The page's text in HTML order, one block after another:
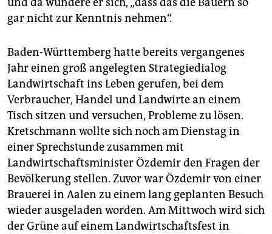
gar nicht zur Kenntnis nehmen“.
Baden-Württemberg hatte bereits vergangenes
Jahr einen groß angelegten Strategiedialog
Landwirtschaft ins Leben gerufen, bei dem
Verbraucher, Handel und Landwirte an einem
Tisch sitzen und versuchen, Probleme zu lösen.
Kretschmann wollte sich noch am Dienstag in
einer Sprechstunde zusammen mit
Landwirtschaftsminister Özdemir den Fragen der
Bevölkerung stellen. Zuvor war Özdemir von einer
Brauerei in Aalen zu einem lang geplanten Besuch
wieder ausgeladen worden. Am Mittwoch wird sich
der Grüne auf einem Landwirtschaftsfest in